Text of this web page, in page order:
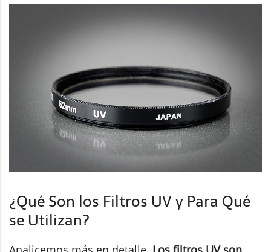
¿Qué Son los Filtros UV y Para Qué
se Utilizan?